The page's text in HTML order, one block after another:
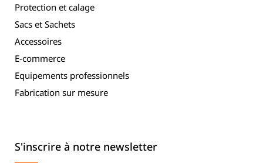
Protection et calage
Sacs et Sachets
Accessoires
E-commerce
Equipements professionnels
Fabrication sur mesure
S'inscrire à notre newsletter